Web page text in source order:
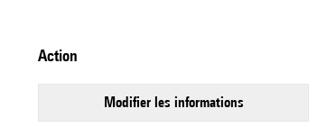
action
modifier les informations